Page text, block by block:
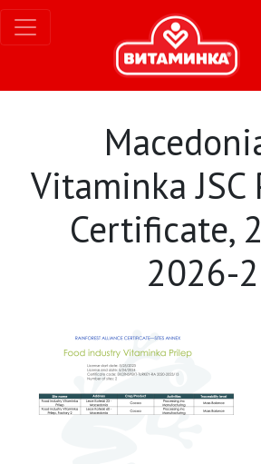
Vitaminka JSC
Certificate,
2026-2